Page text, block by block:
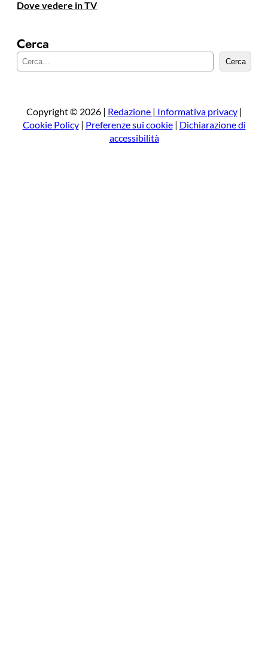
Dove vedere in TV
Cerca
e
a
Cerca
Copyright © 2026 | Redazione | Informativa privacy|
Cookie Policy| Preferenze sui cookie| Dichiarazione di
accessibilità